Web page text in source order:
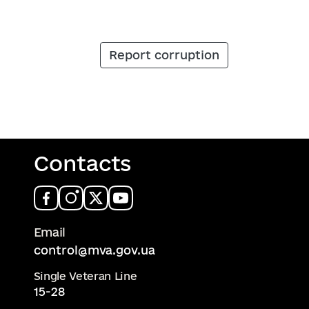
Report corruption
Contacts
Email
control@mva.gov.ua
Single Veteran Line
15-28